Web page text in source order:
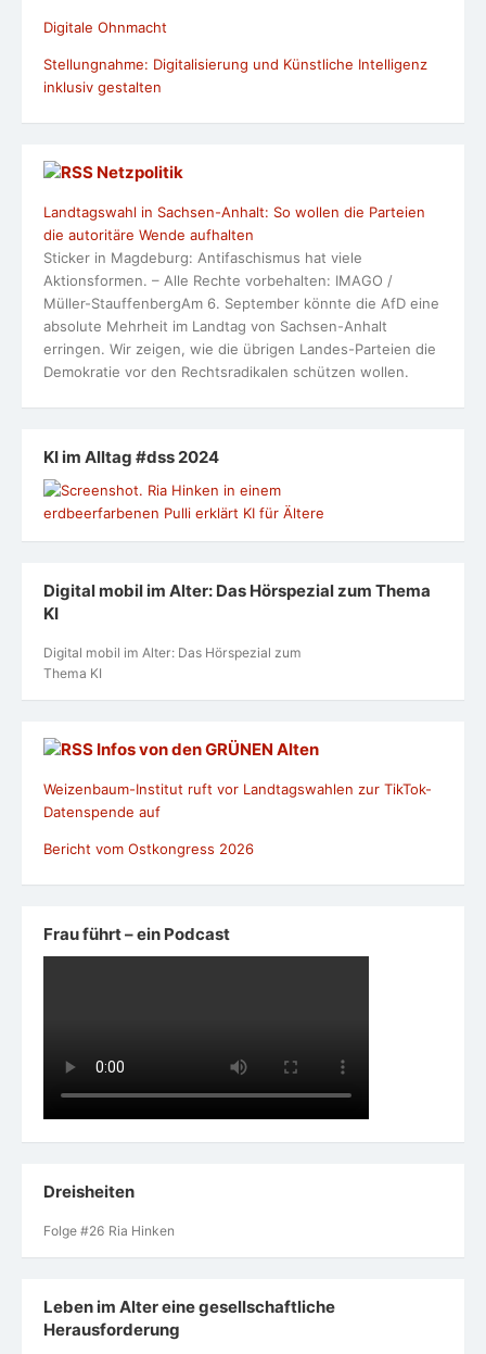
Digitale Ohnmacht
Stellungnahme: Digitalisierung und Künstliche Intelligenz
inklusiv gestalten
Netzpolitik
Landtagswahl in Sachsen-Anhalt: So wollen die Parteien
die autoritäre Wende aufhalten
Sticker in Magdeburg: Antifaschismus hat viele
Aktionsformen. – Alle Rechte vorbehalten: IMAGO /
Müller-StauffenbergAm 6. September könnte die AfD eine
absolute Mehrheit im Landtag von Sachsen-Anhalt
erringen. Wir zeigen, wie die übrigen Landes-Parteien die
Demokratie vor den Rechtsradikalen schützen wollen.
KI im Alltag #dss 2024
Digital mobil im Alter: Das Hörspezial zum Thema
KI
Digital mobil im Alter: Das Hörspezial zum
Thema KI
Infos von den GRÜNEN Alten
Weizenbaum-Institut ruft vor Landtagswahlen zur TikTok-
Datenspende auf
Bericht vom Ostkongress 2026
Frau führt – ein Podcast
Dreisheiten
Folge #26 Ria Hinken
Leben im Alter eine gesellschaftliche
Herausforderung